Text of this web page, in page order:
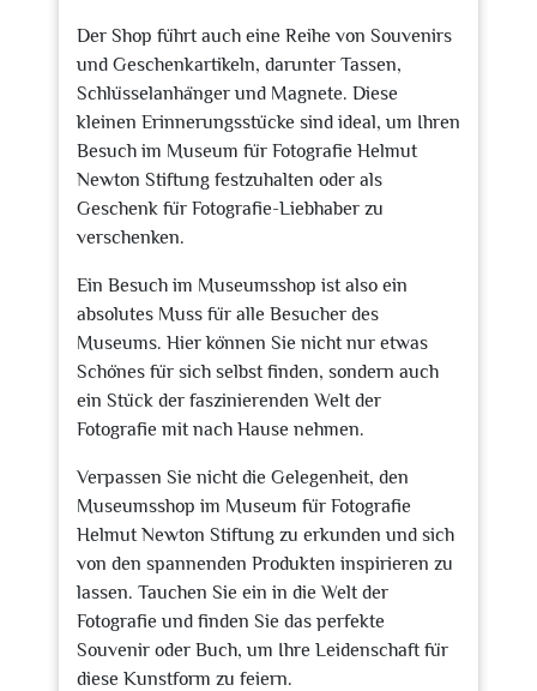
Der Shop führt auch eine Reihe von Souvenirs
und Geschenkartikeln, darunter Tassen,
Schlüsselanhänger und Magnete. Diese
kleinen Erinnerungsstücke sind ideal, um Ihren
Besuch im Museum für Fotografie Helmut
Newton Stiftung festzuhalten oder als
Geschenk für Fotografie-Liebhaber zu
verschenken.
Ein Besuch im Museumsshop ist also ein
absolutes Muss für alle Besucher des
Museums. Hier können Sie nicht nur etwas
Schönes für sich selbst finden, sondern auch
ein Stück der faszinierenden Welt der
Fotografie mit nach Hause nehmen.
Verpassen Sie nicht die Gelegenheit, den
Museumsshop im Museum für Fotografie
Helmut Newton Stiftung zu erkunden und sich
von den spannenden Produkten inspirieren zu
lassen. Tauchen Sie ein in die Welt der
Fotografie und finden Sie das perfekte
Souvenir oder Buch, um Ihre Leidenschaft für
diese Kunstform zu feiern.